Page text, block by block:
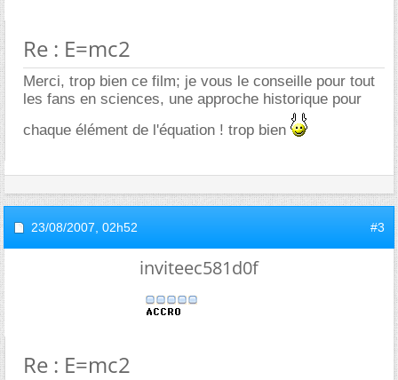
Re : E=mc2
Merci, trop bien ce film; je vous le conseille pour tout
les fans en sciences, une approche historique pour
chaque élément de l'équation ! trop bien
23/08/2007, 02h52 #3
inviteec581d0f
Re : E=mc2